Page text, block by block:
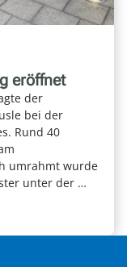
eröffnet
der
bei der
Rund 40
umrahmt wurde
unter der …